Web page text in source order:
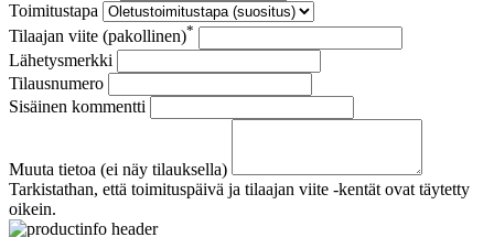
Toimitustapa
Tilaajan viite (pakollinen)*
Lähetysmerkki
Tilausnumero
Sisäinen kommentti
Muuta tietoa (ei näy tilauksella)
Tarkistathan, että toimituspäivä ja tilaajan viite -kentät ovat täytetty
oikein.